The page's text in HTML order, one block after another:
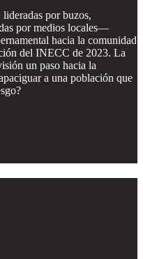
por buzos,
por medios locales—
hacia la comunidad
del INECC de 2023. La
un paso hacia la
a una población que